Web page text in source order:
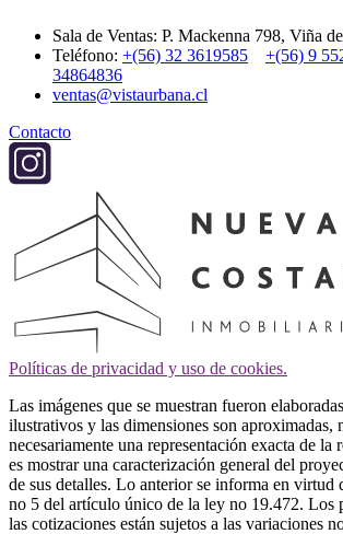
Sala de Ventas: P. Mackenna 798, Viña
Teléfono: +(56) 32 3619585 +(56) 9
34864836
ventas@vistaurbana.cl
Contacto
Políticas de privacidad y uso de cookies.
Las imágenes que se muestran fueron
ilustrativos y las dimensiones son aproximadas,
necesariamente una representación exacta de la
es mostrar una caracterización general del
de sus detalles. Lo anterior se informa en virtud
no 5 del artículo único de la ley no 19.472. Los
las cotizaciones están sujetos a las variaciones